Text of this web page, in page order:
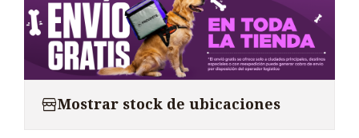
Mostrar stock de ubicaciones